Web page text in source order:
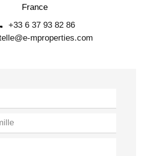
France
+33 6 37 93 82 86
mproperties.com